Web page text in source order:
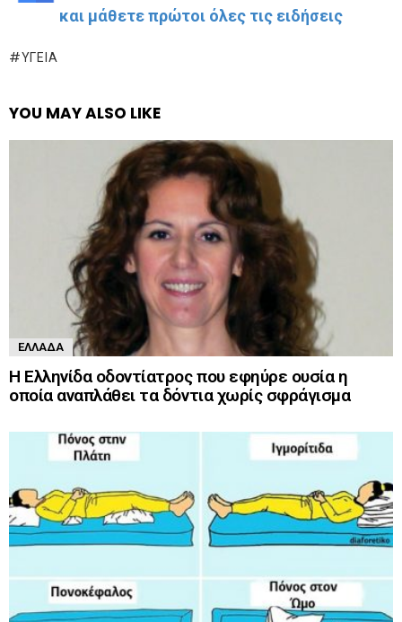
και μάθετε πρώτοι όλες τις ειδήσεις
ΥΓΕΊΑ
YOU MAY ALSO LIKE
ΕΛΛΆΔΑ
Η Ελληνίδα οδοντίατρος που εφηύρε ουσία η
οποία αναπλάθει τα δόντια χωρίς σφράγισμα